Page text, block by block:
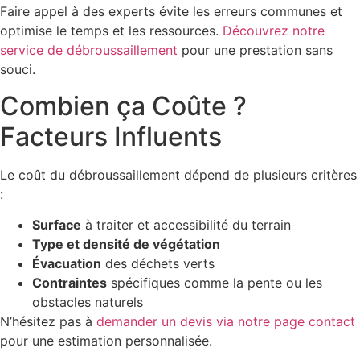
Faire appel à des experts évite les erreurs communes et
optimise le temps et les ressources. Découvrez notre
service de débroussaillement pour une prestation sans
souci.
Combien ça Coûte ?
Facteurs Influents
Le coût du débroussaillement dépend de plusieurs critères
:
Surface à traiter et accessibilité du terrain
Type et densité de végétation
Évacuation des déchets verts
Contraintes spécifiques comme la pente ou les
obstacles naturels
N’hésitez pas à demander un devis via notre page contact
pour une estimation personnalisée.